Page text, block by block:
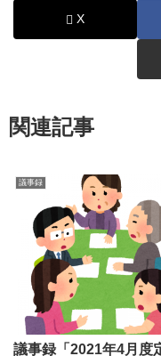
X
関連記事
議事録
議事録「2021年4月度